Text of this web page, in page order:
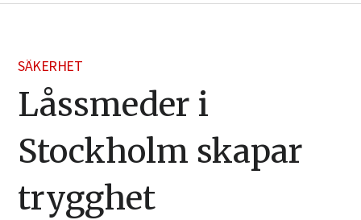
SÄKERHET
Låssmeder i
Stockholm skapar
trygghet